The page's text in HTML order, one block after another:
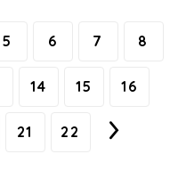
5 6 7 8
14 15 16
21 22